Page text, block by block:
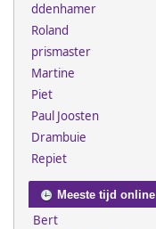
ddenhamer
Roland
prismaster
Martine
Piet
Paul Joosten
Drambuie
Repiet
Meeste tijd online
Bert